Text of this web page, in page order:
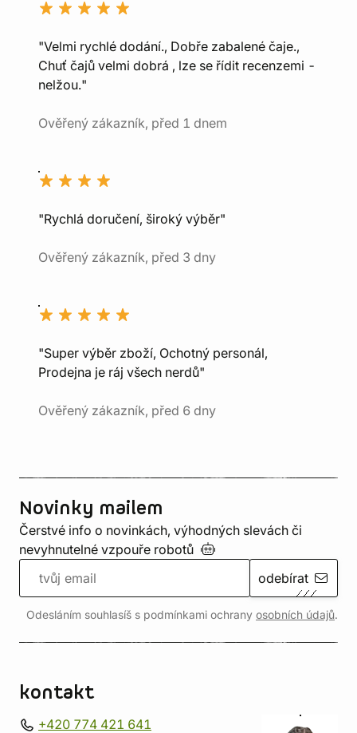
"Velmi rychlé dodání., Dobře zabalené čaje.,
Chuť čajů velmi dobrá , lze se řídit recenzemi -
nelžou."
Ověřený zákazník, před 1 dnem
"Rychlá doručení, široký výběr"
Ověřený zákazník, před 3 dny
"Super výběr zboží, Ochotný personál,
Prodejna je ráj všech nerdů"
Ověřený zákazník, před 6 dny
Novinky mailem
Čerstvé info o novinkách, výhodných slevách či
nevyhnutelné vzpouře robotů
odebírat
Odesláním souhlasíš s podmínkami ochrany osobních údajů.
kontakt
+420 774 421 641